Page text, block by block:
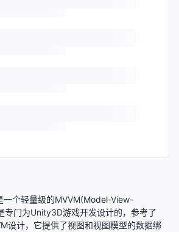
个轻量级的MVVM(Model-View-
专门为Unity3D游戏开发设计的，参考了
设计，它提供了视图和视图模型的数据绑